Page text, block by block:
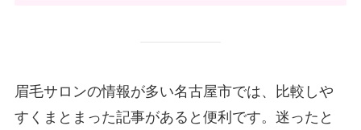
眉毛サロンの情報が多い名古屋市では、比較しや
すくまとまった記事があると便利です。迷ったと